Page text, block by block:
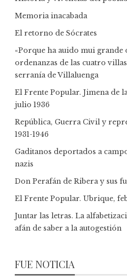
Memoria inacabada
El retorno de Sócrates
«Porque ha auido mui grande
ordenanzas de las cuatro
serranía de Villaluenga
El Frente Popular. Jimena de
julio 1936
República, Guerra Civil y
1931-1946
Gaditanos deportados a
nazis
Don Perafán de Ribera y sus
El Frente Popular. Ubrique,
Juntar las letras. La
afán de saber a la autogestión
FUE NOTICIA